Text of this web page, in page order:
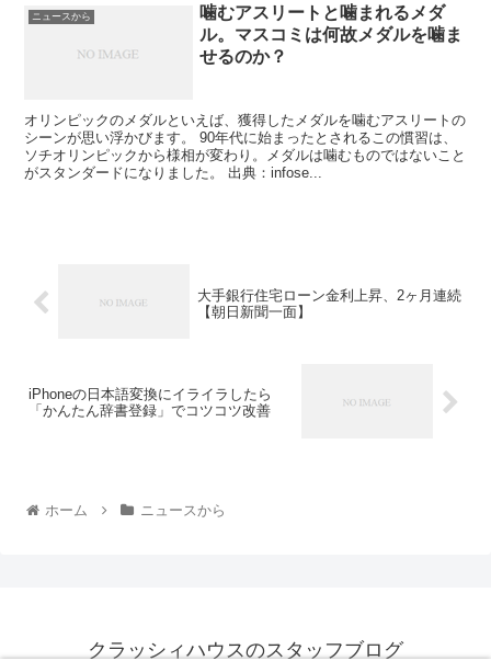
ニュースから
噛むアスリートと噛まれるメダ
ル。マスコミは何故メダルを噛ま
せるのか？
オリンピックのメダルといえば、獲得したメダルを噛むアスリートの
シーンが思い浮かびます。 90年代に始まったとされるこの慣習は、
ソチオリンピックから様相が変わり。メダルは噛むものではないこと
がスタンダードになりました。 出典：infose...
大手銀行住宅ローン金利上昇、2ヶ月連続
【朝日新聞一面】
iPhoneの日本語変換にイライラしたら
「かんたん辞書登録」でコツコツ改善
ホーム ニュースから
クラッシィハウスのスタッフブログ